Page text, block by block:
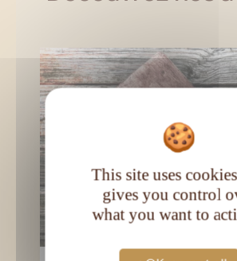
This site uses
gives you control
what you want to